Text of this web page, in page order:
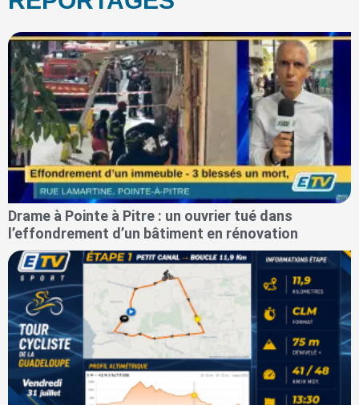
Drame à Pointe à Pitre : un ouvrier tué dans
l’effondrement d’un bâtiment en rénovation